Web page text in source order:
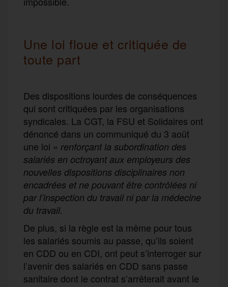
Une loi floue et critiquée de
toute part
Des dispositions lourdes de conséquences
qui sont critiquées par les organisations
syndicales. La CGT, la FSU et Solidaires ont
dénoncé dans un communiqué du 3 août
une loi « renforçant la subordination des
salariés en octroyant aux employeurs des
nouvelles dispositions disciplinaires non
encadrées et ne pouvant être contrôlées ni
par l’inspection du travail ni par la médecine
du travail.
De plus, si la règle est la même pour tous
les salariés soumis au passe, qu’ils soient
en CDD ou en CDI, ont peut s’interroger sur
l’avenir des salariés en CDD sans passe
sanitaire dont le contrat s’arrêterait avant le